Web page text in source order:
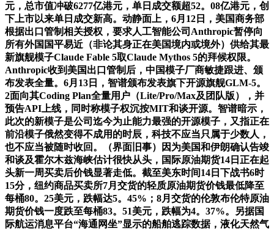
元，总市值冲破6277亿港元，单日成交额超52。08亿港元，创
下上市以来单日成交新高。动静面上，6月12日，美国商务部
根据出口管制相关授权，要求人工智能公司Anthropic暂停向
所有外国国平易近（非论其身正在美国境内或境外）供给其最
新旗舰模子Claude Fable 5取Claude Mythos 5的拜候权限。
Anthropic收到美国出口管制后，中国模子厂商敏捷跟进、颁
布发表全量。6月13日，智谱颁布发表旗下开源旗舰GLM-5。
2面向其Coding Plan全量用户（Lite/Pro/Max及团队版），并
预告API上线，同时称模子权沉按MIT和谈开源。智谱暗示，
此次的新模子是公司迄今为止能力最强的开源模子，又指正在
前沿模子俄然变得不成用的时辰，科技不应当只属于少数人，
也不应当被随时收回。（界面旧事）因为美国和伊朗确认告竣
和谈及霍尔木兹海峡估计很快从头，国际原油期货14日正在起
头新一周买卖后价钱显著走低。截至美东时间14日下战书6时
15分，纽约商品买卖所7月交货的轻质原油期货价钱最低降至
每桶80。25美元，跌幅达5。45%；8月交货的伦敦布伦特原油
期货价钱一度跌至每桶83。51美元，跌幅为4。37%。另据国
际航运消息平台“海通网坐”显示的船舶逃踪数据，液化天然气